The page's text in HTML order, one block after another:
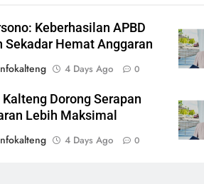
Keberhasilan APBD
Sekadar Hemat Anggaran
4 Days Ago 0
Kalteng Dorong Serapan
Lebih Maksimal
4 Days Ago 0
Listrik Kalselteng Masih
PLN Batasi Pasokan
7 Hari
BBM Diperkuat,